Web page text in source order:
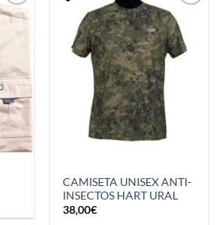
CAMISETA UNISEX ANTI-
INSECTOS HART URAL
38,00€